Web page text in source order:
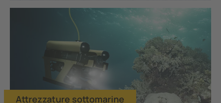
Attrezzature sottomarine